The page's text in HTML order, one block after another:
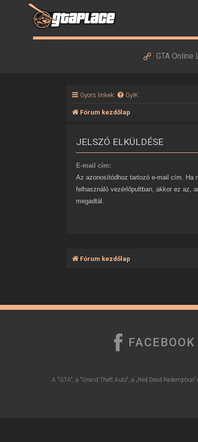
GTA Online
Gyors linkek GyIK
Fórum kezdőlap
JELSZÓ ELKÜLDÉSE
E-mail cím:
Az azonosítódhoz tartozó e-mail cím. Ha
felhasználó vezérlőpultban, akkor ez az,
megadtál.
Fórum kezdőlap
FACEBOOK
A "GTA", a "Grand Theft Auto", a „Red Dead